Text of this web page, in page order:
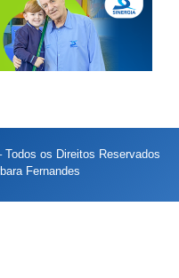
os Direitos Reservados
Fernandes